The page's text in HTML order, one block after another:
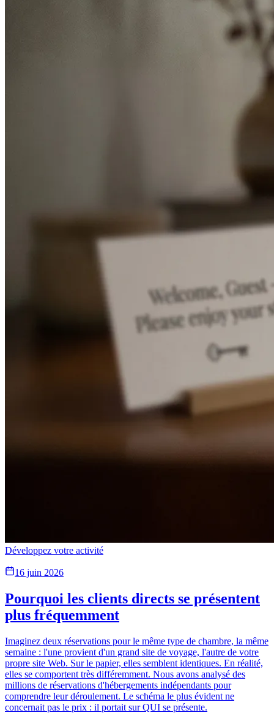
Développez votre activité
16 juin 2026
Pourquoi les clients directs se présentent
plus fréquemment
Imaginez deux réservations pour le même type de chambre, la même
semaine : l'une provient d'un grand site de voyage, l'autre de votre
propre site Web. Sur le papier, elles semblent identiques. En réalité,
elles se comportent très différemment. Nous avons analysé des
millions de réservations d'hébergements indépendants pour
comprendre leur déroulement. Le schéma le plus évident ne
concernait pas le prix : il portait sur QUI se présente.